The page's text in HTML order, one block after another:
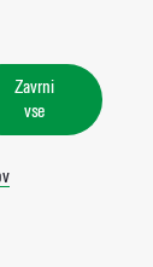
Zavrni
vse